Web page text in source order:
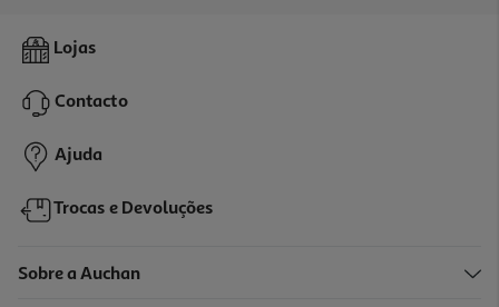
Vinho Branco Bando Verdilhão Alvarinho 0.75l
7,99 €
Lojas
Contacto
Ajuda
Trocas e Devoluções
Sobre a Auchan